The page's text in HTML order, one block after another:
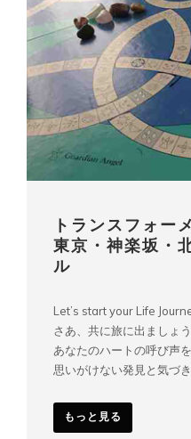
トランスフォー
東京・神楽坂・
ル
Let’s start your Life
さあ、共に旅に出ましょう
あなたのハートの呼び声
思いがけない発見と気づ
もっと見る